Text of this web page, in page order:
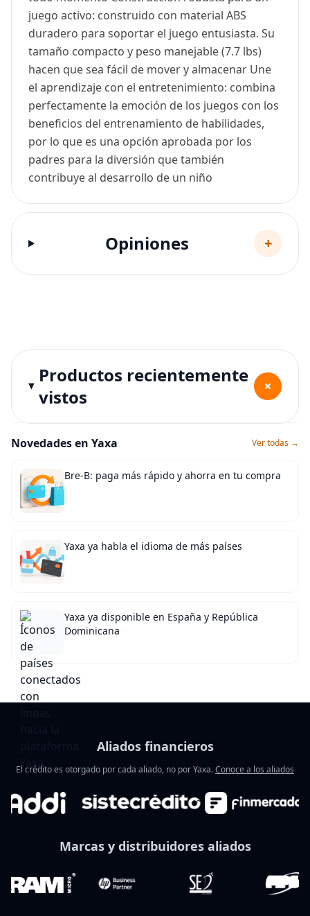
juego activo: construido con material ABS
duradero para soportar el juego entusiasta. Su
tamaño compacto y peso manejable (7.7 lbs)
hacen que sea fácil de mover y almacenar Une
el aprendizaje con el entretenimiento: combina
perfectamente la emoción de los juegos con los
beneficios del entrenamiento de habilidades,
por lo que es una opción aprobada por los
padres para la diversión que también
contribuye al desarrollo de un niño
Opiniones +
Productos recientemente
vistos
+
Novedades en Yaxa Ver todas →
Bre-B: paga más rápido y ahorra en tu compra
Yaxa ya habla el idioma de más países
Yaxa ya disponible en España y República
Dominicana
Aliados financieros
El crédito es otorgado por cada aliado, no por Yaxa.Conoce a los aliados
Marcas y distribuidores aliados